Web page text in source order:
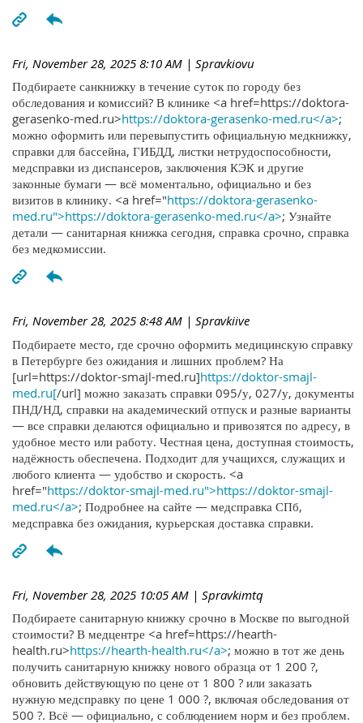
Fri, November 28, 2025 8:10 AM | Spravkiovu
Подбираете санкнижку в течение суток по городу без
обследования и комиссий? В клинике <a href=https://doktora-
gerasenko-med.ru>https://doktora-gerasenko-med.ru</a>;
можно оформить или перевыпустить официальную медкнижку,
справки для бассейна, ГИБДД, листки нетрудоспособности,
медсправки из диспансеров, заключения КЭК и другие
законные бумаги — всё моментально, официально и без
визитов в клинику. <a href="https://doktora-gerasenko-
med.ru">https://doktora-gerasenko-med.ru</a>; Узнайте
детали — санитарная книжка сегодня, справка срочно, справка
без медкомиссии.
Fri, November 28, 2025 8:48 AM | Spravkiive
Подбираете место, где срочно оформить медицинскую справку
в Петербурге без ожидания и лишних проблем? На
[url=https://doktor-smajl-med.ru]https://doktor-smajl-
med.ru[/url] можно заказать справки 095/у, 027/у, документы
ПНД/НД, справки на академический отпуск и разные варианты
— все справки делаются официально и привозятся по адресу, в
удобное место или работу. Честная цена, доступная стоимость,
надёжность обеспечена. Подходит для учащихся, служащих и
любого клиента — удобство и скорость. <a
href="https://doktor-smajl-med.ru">https://doktor-smajl-
med.ru</a>; Подробнее на сайте — медсправка СПб,
медсправка без ожидания, курьерская доставка справки.
Fri, November 28, 2025 10:05 AM | Spravkimtq
Подбираете санитарную книжку срочно в Москве по выгодной
стоимости? В медцентре <a href=https://hearth-
health.ru>https://hearth-health.ru</a>; можно в тот же день
получить санитарную книжку нового образца от 1 200 ?,
обновить действующую по цене от 1 800 ? или заказать
нужную медсправку по цене 1 000 ?, включая обследования от
500 ?. Всё — официально, с соблюдением норм и без проблем.